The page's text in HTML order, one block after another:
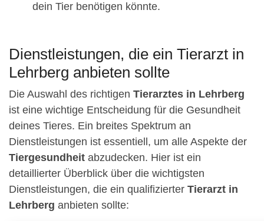
dein Tier benötigen könnte.
Dienstleistungen, die ein Tierarzt in
Lehrberg anbieten sollte
Die Auswahl des richtigen Tierarztes in Lehrberg
ist eine wichtige Entscheidung für die Gesundheit
deines Tieres. Ein breites Spektrum an
Dienstleistungen ist essentiell, um alle Aspekte der
Tiergesundheit abzudecken. Hier ist ein
detaillierter Überblick über die wichtigsten
Dienstleistungen, die ein qualifizierter Tierarzt in
Lehrberg anbieten sollte: